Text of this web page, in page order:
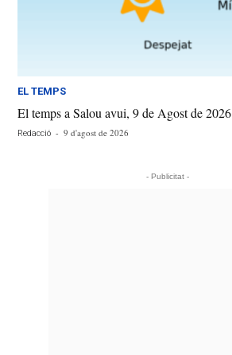
EL TEMPS
El temps a Salou avui, 9 de Agost de 2026
Redacció - 9 d'agost de 2026
- Publicitat -